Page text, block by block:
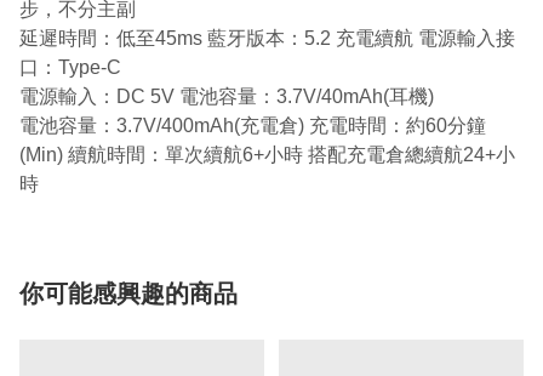
步，不分主副
延遲時間：低至45ms 藍牙版本：5.2 充電續航 電源輸入接
口：Type-C
電源輸入：DC 5V 電池容量：3.7V/40mAh(耳機)
電池容量：3.7V/400mAh(充電倉) 充電時間：約60分鐘
(Min) 續航時間：單次續航6+小時 搭配充電倉總續航24+小
時
你可能感興趣的商品